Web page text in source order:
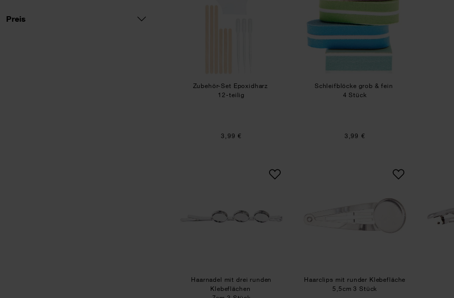
Preis
Preis
Zubehör-Set Epoxidharz
12-teilig
3,99 €
Schleifblöcke grob & fein
4 Stück
3,99 €
Haarnadel mit drei runden
Klebeflächen
Haarclips mit runder Klebefläche
5,5cm 3 Stück